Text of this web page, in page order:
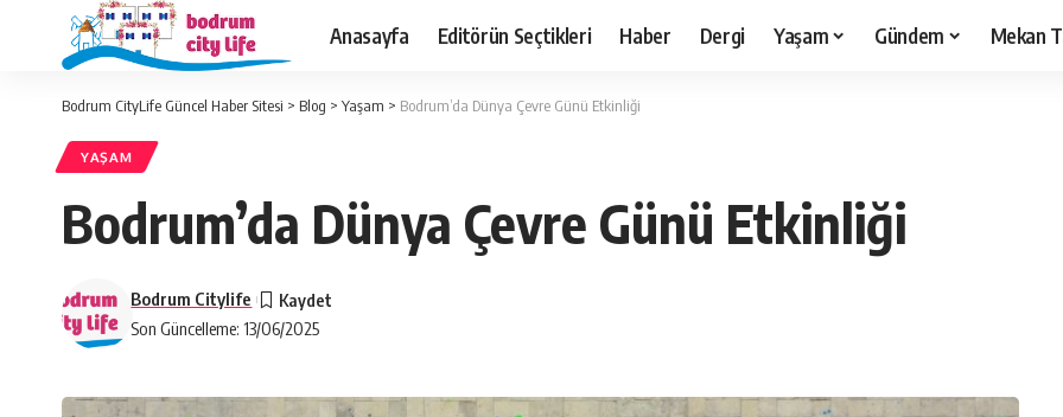
Anasayfa Editörün Seçtikleri Haber Dergi Yaşam Gündem Mekan
Bodrum CityLife Güncel Haber Sitesi > Blog > Yaşam > Bodrum’da Dünya Çevre Günü Etkinliği
YAŞAM
Bodrum’da Dünya Çevre Günü Etkinliği
Son Güncelleme: 13/06/2025
Bodrum Citylife